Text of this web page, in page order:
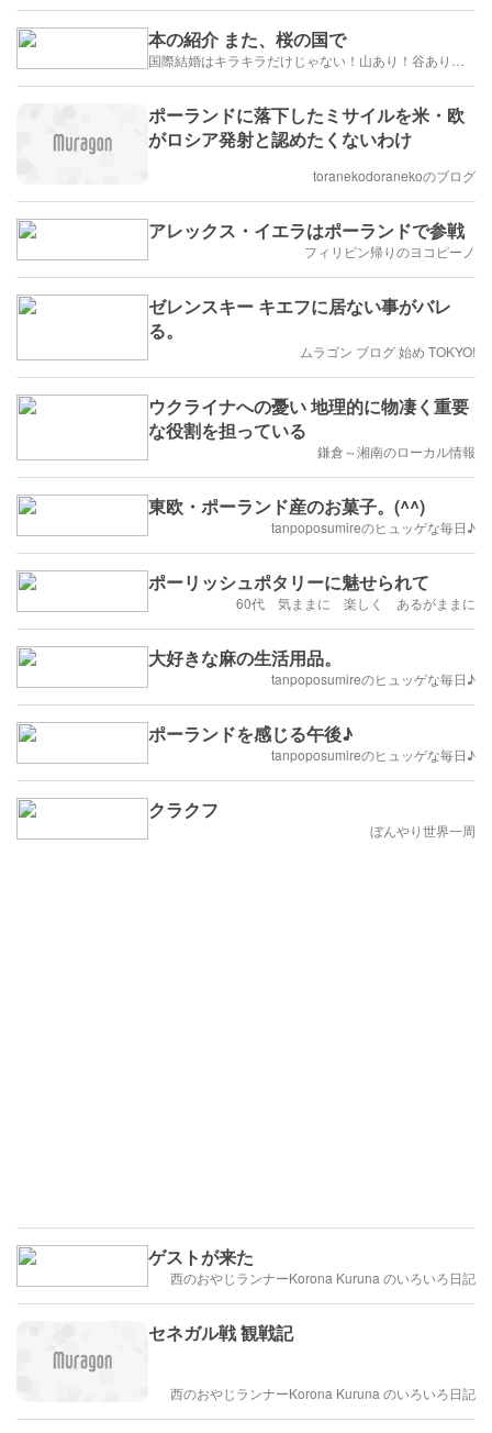
本の紹介 また、桜の国で
ポーランドに落下したミサイルを米・欧
がロシア発射と認めたくないわけ
toranekodoranekoのブログ
アレックス・イエラはポーランドで参戦
フィリピン帰りのヨコピーノ
ゼレンスキー キエフに居ない事がバレ
る。
ムラゴン ブログ 始め TOKYO!
ウクライナへの憂い 地理的に物凄く重要
な役割を担っている
鎌倉～湘南のローカル情報
東欧・ポーランド産のお菓子。(^^)
tanpoposumireのヒュッゲな毎日♪
ポーリッシュポタリーに魅せられて
60代 気ままに 楽しく あるがままに
大好きな麻の生活用品。
tanpoposumireのヒュッゲな毎日♪
ポーランドを感じる午後♪
tanpoposumireのヒュッゲな毎日♪
クラクフ
ぼんやり世界一周
ゲストが来た
西のおやじランナーKorona Kuruna のいろいろ日記
セネガル戦 観戦記
西のおやじランナーKorona Kuruna のいろいろ日記